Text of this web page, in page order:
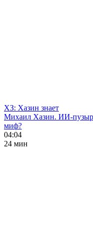
ХЗ: Хазин знает
Михаил Хазин. ИИ-
миф?
04:04
24 мин